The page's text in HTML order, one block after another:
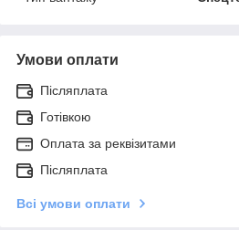
Умови оплати
Післяплата
Готівкою
Оплата за реквізитами
Післяплата
Всі умови оплати